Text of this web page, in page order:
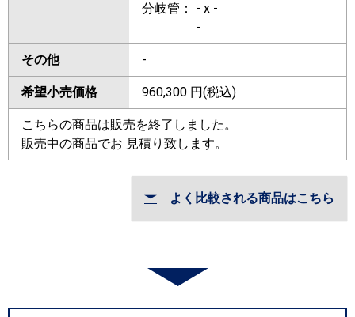
分岐管： - x -
-
その他 -
希望小売価格 960,300 円(税込)
こちらの商品は販売を終了しました。
販売中の商品でお 見積り致します。
よく比較される商品はこちら